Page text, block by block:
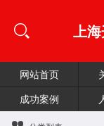
上
网站首页
成功案例